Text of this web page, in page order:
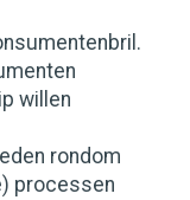
willen
rondom
processen